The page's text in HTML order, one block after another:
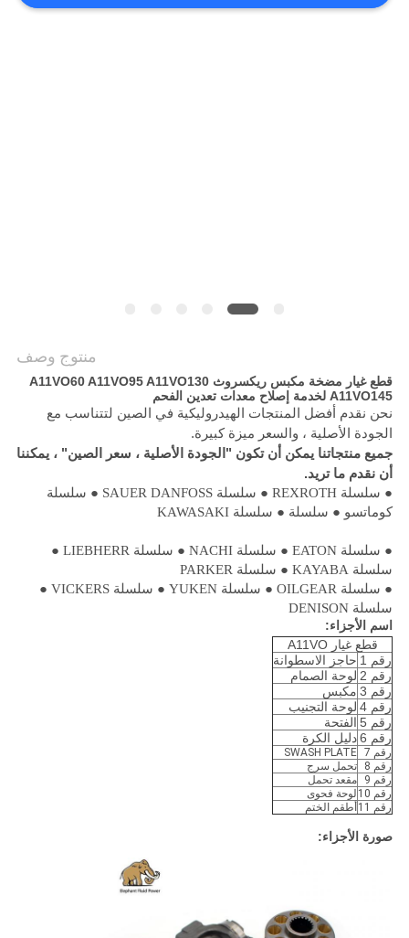
منتوج وصف
قطع غيار مضخة مكبس ريكسروث A11VO60 A11VO95 A11VO130
A11VO145 لخدمة إصلاح معدات تعدين الفحم
نحن نقدم أفضل المنتجات الهيدروليكية في الصين لتتناسب مع
الجودة الأصلية ، والسعر ميزة كبيرة.
جميع منتجاتنا يمكن أن تكون "الجودة الأصلية ، سعر الصين" ، يمكننا
أن نقدم ما تريد.
● سلسلة REXROTH ● سلسلة SAUER DANFOSS ● سلسلة
كوماتسو ● سلسلة ● سلسلة KAWASAKI
● سلسلة EATON ● سلسلة NACHI ● سلسلة LIEBHERR ●
سلسلة KAYABA ● سلسلة PARKER
● سلسلة OILGEAR ● سلسلة YUKEN ● سلسلة VICKERS ●
سلسلة DENISON
اسم الأجزاء:
قطع غيار A11VO
رقم 1
حاجز الاسطوانة
رقم 2
لوحة الصمام
رقم 3
مكبس
رقم 4
لوحة التجنيب
رقم 5
الفتحة
رقم 6
دليل الكرة
رقم 7
SWASH PLATE
رقم 8
تحمل سرج
رقم 9
مقعد تحمل
رقم 10
لوحة فحوى
رقم 11
أطقم الختم
صورة الأجزاء: